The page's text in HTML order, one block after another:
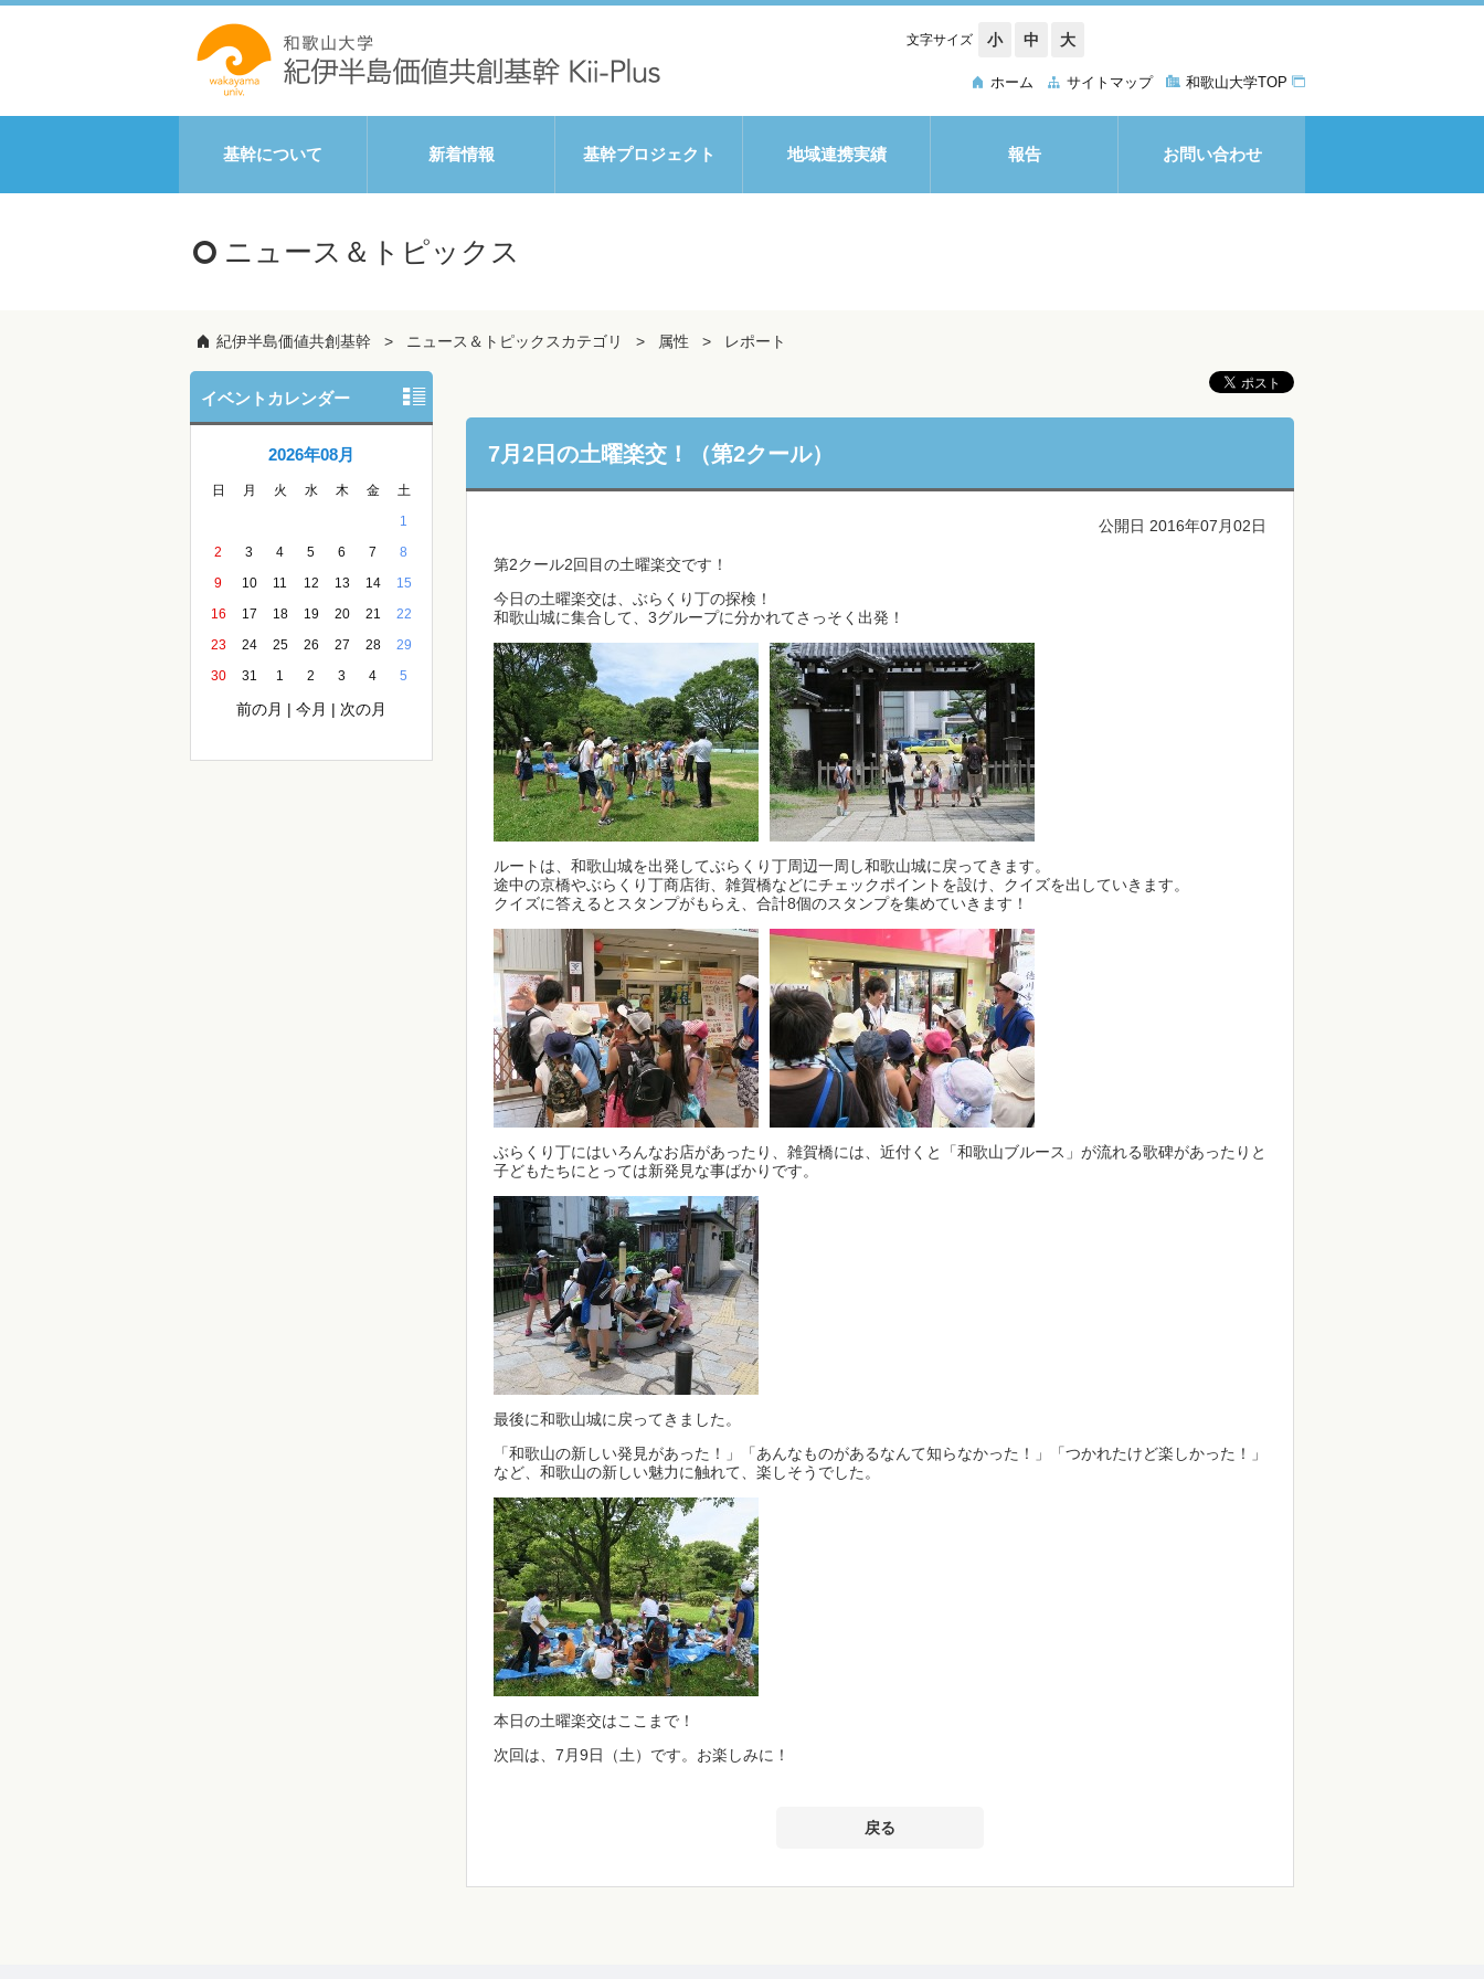
文字サイズ 小 中 大
ホーム サイトマップ 和歌山大学TOP
基幹について 新着情報 基幹プロジェクト 地域連携実績 報告 お問い合わせ
ニュース＆トピックス
紀伊半島価値共創基幹 ニュース＆トピックスカテゴリ 属性 レポート
7月2日の土曜楽交！（第2クール）
公開日 2016年07月02日
第2クール2回目の土曜楽交です！
今日の土曜楽交は、ぶらくり丁の探検！
和歌山城に集合して、3グループに分かれてさっそく出発！
ルートは、和歌山城を出発してぶらくり丁周辺一周し和歌山城に戻ってきます。
途中の京橋やぶらくり丁商店街、雑賀橋などにチェックポイントを設け、クイズを出していきます。
クイズに答えるとスタンプがもらえ、合計8個のスタンプを集めていきます！
ぶらくり丁にはいろんなお店があったり、雑賀橋には、近付くと「和歌山ブルース」が流れる歌碑があったりと
子どもたちにとっては新発見な事ばかりです。
最後に和歌山城に戻ってきました。
「和歌山の新しい発見があった！」「あんなものがあるなんて知らなかった！」「つかれたけど楽しかった！」
など、和歌山の新しい魅力に触れて、楽しそうでした。
本日の土曜楽交はここまで！
次回は、7月9日（土）です。お楽しみに！
戻る
イベントカレンダー
2026年08月
日 月 火 水 木 金
土
1
2
3 4 5 6 7
8
9
10 11 12 13 14
15
16
17 18 19 20 21
22
23
24 25 26 27 28
29
30
31 1 2 3 4 5
前の月 | 今月 | 次の月